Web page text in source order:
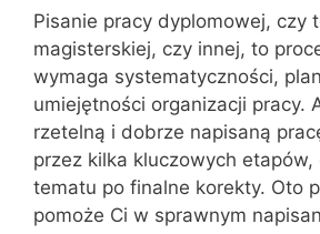
Pisanie pracy dyplomowej, czy
magisterskiej, czy innej, to
wymaga systematyczności,
umiejętności organizacji pracy.
rzetelną i dobrze napisaną
przez kilka kluczowych
tematu po finalne korekty. Oto
pomoże Ci w sprawnym